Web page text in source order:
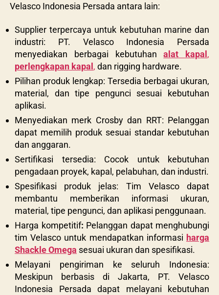
Velasco Indonesia Persada antara lain:
Supplier terpercaya untuk kebutuhan marine dan
industri: PT. Velasco Indonesia Persada
menyediakan berbagai kebutuhanalat kapal ,
perlengkapan kapal , dan rigging hardware.
Pilihan produk lengkap: Tersedia berbagai ukuran,
material, dan tipe pengunci sesuai kebutuhan
aplikasi.
Menyediakan merk Crosby dan RRT: Pelanggan
dapat memilih produk sesuai standar kebutuhan
dan anggaran.
Sertifikasi tersedia: Cocok untuk kebutuhan
pengadaan proyek, kapal, pelabuhan, dan industri.
Spesifikasi produk jelas: Tim Velasco dapat
membantu memberikan informasi ukuran,
material, tipe pengunci, dan aplikasi penggunaan.
Harga kompetitif: Pelanggan dapat menghubungi
tim Velasco untuk mendapatkan informasi harga
Shackle Omega sesuai ukuran dan spesifikasi.
Melayani pengiriman ke seluruh Indonesia:
Meskipun berbasis di Jakarta, PT. Velasco
Indonesia Persada dapat melayani kebutuhan